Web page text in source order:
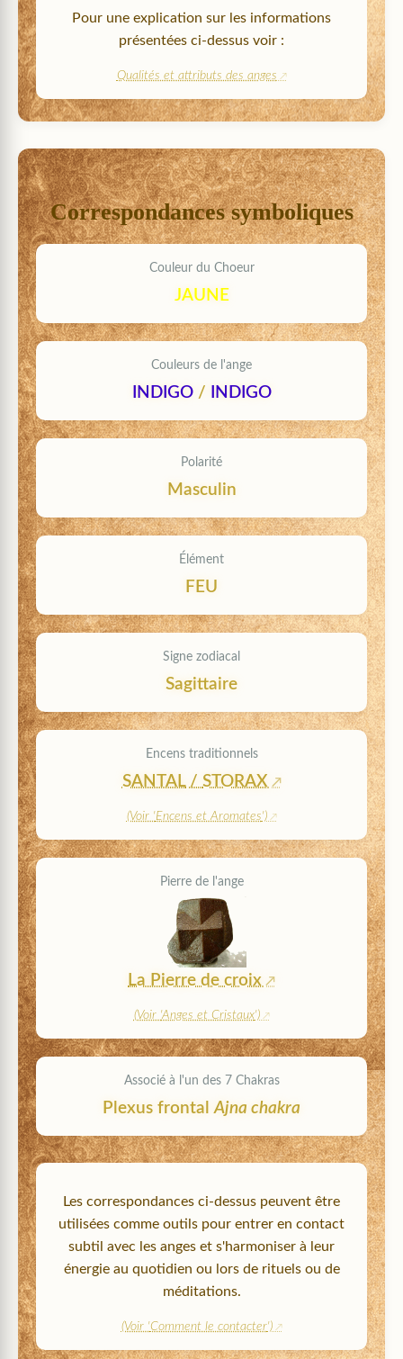
Pour une explication sur les informations
présentées ci-dessus voir :
Qualités et attributs des anges
Correspondances symboliques
Couleur du Choeur
JAUNE
Couleurs de l'ange
INDIGO/ INDIGO
Polarité
Masculin
Élément
FEU
Signe zodiacal
Sagittaire
Encens traditionnels
SANTAL/ STORAX
(Voir 'Encens et Aromates')
Pierre de l'ange
La Pierre de croix
(Voir 'Anges et Cristaux')
Associé à l'un des 7 Chakras
Plexus frontalAjna chakra
Les correspondances ci-dessus peuvent être
utilisées comme outils pour entrer en contact
subtil avec les anges et s'harmoniser à leur
énergie au quotidien ou lors de rituels ou de
méditations.
(Voir 'Comment le contacter')